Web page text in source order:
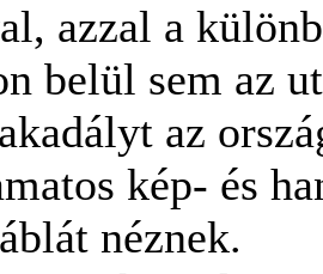
azzal a
belül sem az
az
kép- és
néznek.